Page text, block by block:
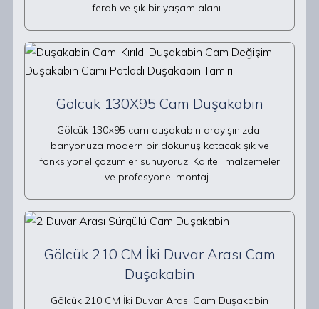
ferah ve şık bir yaşam alanı…
Gölcük 130X95 Cam Duşakabin
Gölcük 130×95 cam duşakabin arayışınızda,
banyonuza modern bir dokunuş katacak şık ve
fonksiyonel çözümler sunuyoruz. Kaliteli malzemeler
ve profesyonel montaj…
Gölcük 210 CM İki Duvar Arası Cam
Duşakabin
Gölcük 210 CM İki Duvar Arası Cam Duşakabin